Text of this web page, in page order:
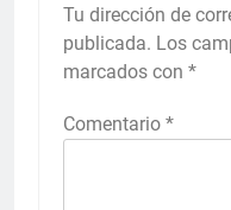
Tu dirección de
publicada. Los
marcados con *
Comentario *